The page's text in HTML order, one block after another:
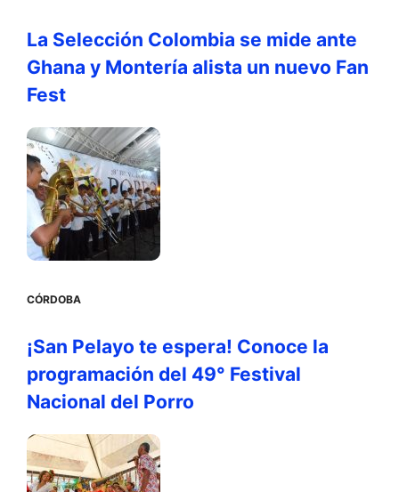
La Selección Colombia se mide ante
Ghana y Montería alista un nuevo Fan
Fest
CÓRDOBA
¡San Pelayo te espera! Conoce la
programación del 49° Festival
Nacional del Porro